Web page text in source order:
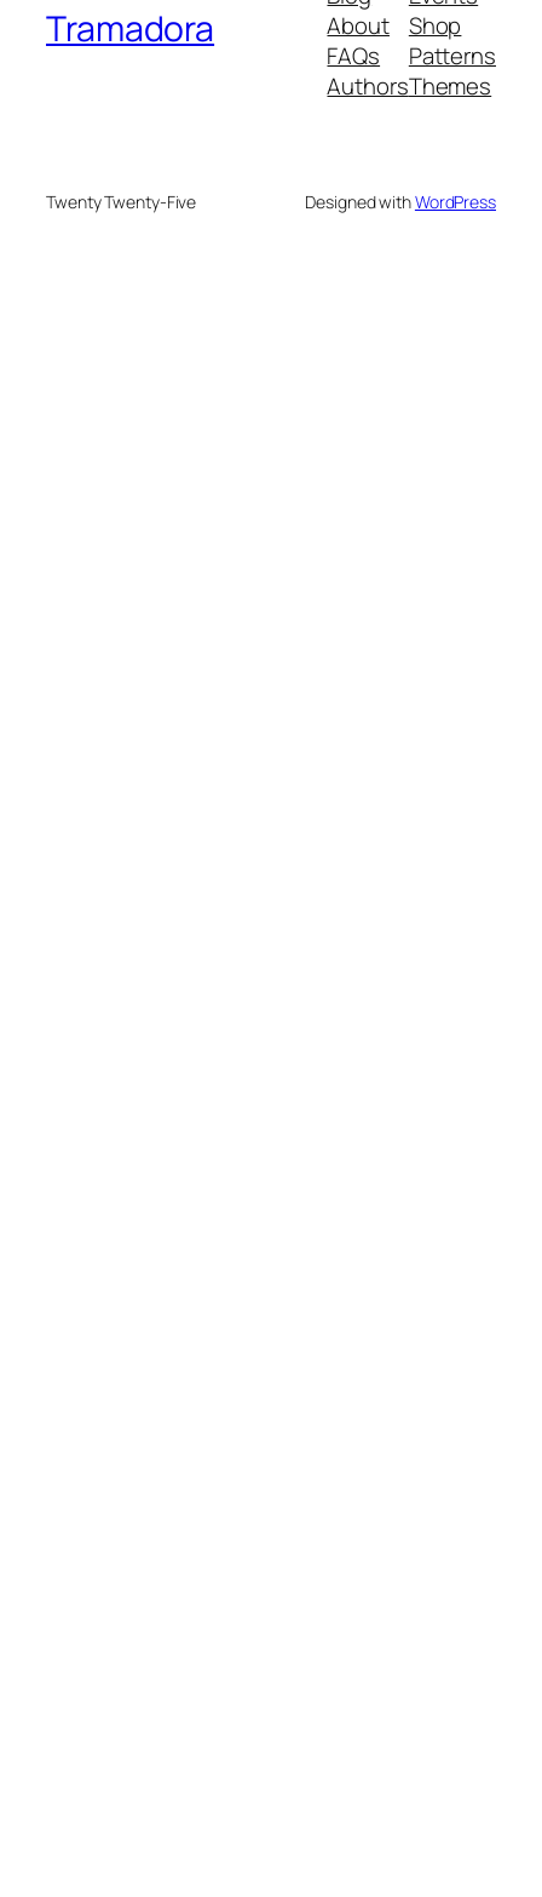
Tramadora
About
FAQs
Authors
Shop
Patterns
Themes
Twenty Twenty-Five Designed withWordPress